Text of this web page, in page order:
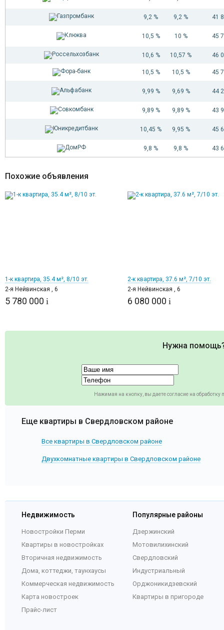
9,2 % 9,2 % 41
10,5 % 10 % 45
10,6 % 10,57 % 46
10,5 % 10,5 % 45
9,99 % 9,69 % 44
9,89 % 9,89 % 43
10,45 % 9,95 % 45
9,8 % 9,8 % 43
Похожие объявления
1-к квартира, 35.4 м², 8/10 эт.
2-я Нейвинская , 6
5 780 000 i
2-к квартира, 37.6 м², 7/10 эт.
2-я Нейвинская , 6
6 080 000 i
Нужна
Нажимая на кнопку, вы даете согласие на
Еще квартиры в Свердловском районе
Все квартиры в Свердловском районе
Двухкомнатные квартиры в Свердловском районе
Недвижимость
Новостройки Перми
Квартиры в новостройках
Вторичная недвижимость
Дома, коттеджи, таунхаусы
Коммерческая недвижимость
Карта новостроек
Прайс-лист
Популярные районы
Дзержинский
Мотовилихинский
Свердловский
Индустриальный
Орджоникидзевский
Квартиры в пригороде